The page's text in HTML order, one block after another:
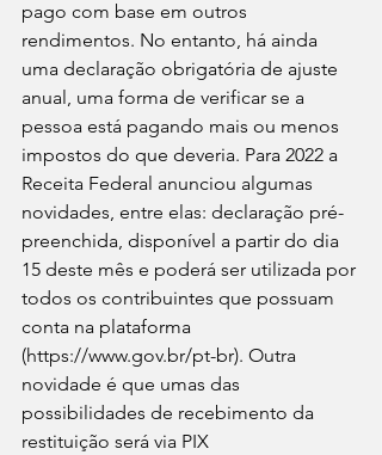
pago com base em outros
rendimentos. No entanto, há ainda
uma declaração obrigatória de ajuste
anual, uma forma de verificar se a
pessoa está pagando mais ou menos
impostos do que deveria. Para 2022 a
Receita Federal anunciou algumas
novidades, entre elas: declaração pré-
preenchida, disponível a partir do dia
15 deste mês e poderá ser utilizada por
todos os contribuintes que possuam
conta na plataforma
(https://www.gov.br/pt-br). Outra
novidade é que umas das
possibilidades de recebimento da
restituição será via PIX